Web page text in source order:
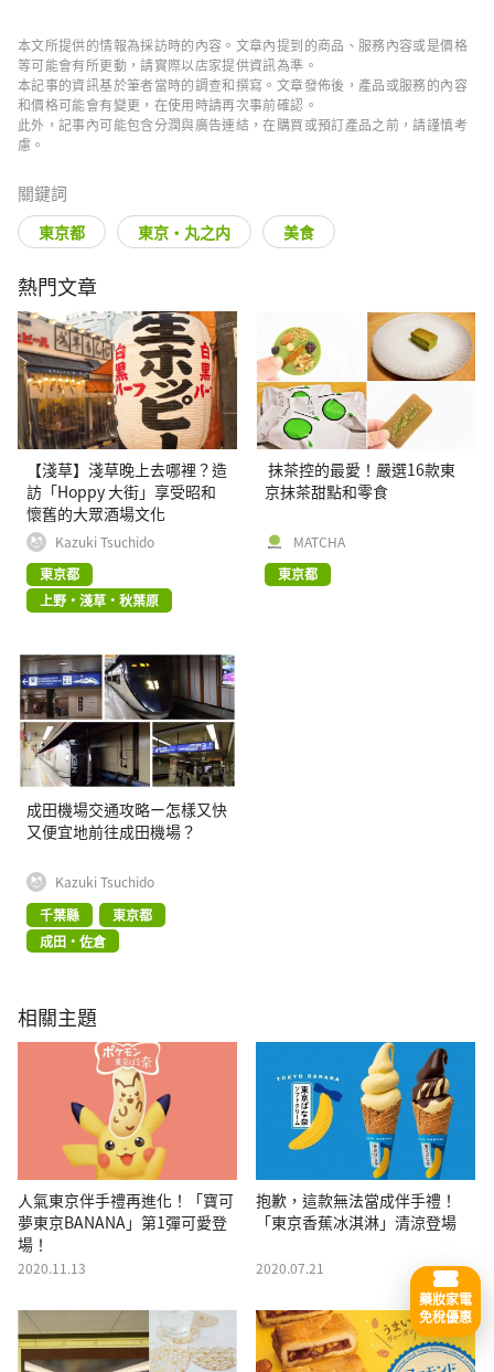
本文所提供的情報為採訪時的內容。文章內提到的商品、服務內容或是價格
等可能會有所更動，請實際以店家提供資訊為準。
本記事的資訊基於筆者當時的調查和撰寫。文章發佈後，產品或服務的內容
和價格可能會有變更，在使用時請再次事前確認。
此外，記事內可能包含分潤與廣告連結，在購買或預訂產品之前，請謹慎考
慮。
關鍵詞
東京都 東京・丸之内 美食
熱門文章
【淺草】淺草晚上去哪裡？造
訪「Hoppy 大街」享受昭和
懷舊的大眾酒場文化
Kazuki Tsuchido
東京都
上野・淺草・秋葉原
抹茶控的最愛！嚴選16款東
京抹茶甜點和零食
MATCHA
東京都
成田機場交通攻略ー怎樣又快
又便宜地前往成田機場？
Kazuki Tsuchido
千葉縣
東京都
成田・佐倉
相關主題
人氣東京伴手禮再進化！「寶可
夢東京BANANA」第1彈可愛登
場！
2020.11.13
抱歉，這款無法當成伴手禮！
「東京香蕉冰淇淋」清涼登場
2020.07.21
藥妝家電
免稅優惠